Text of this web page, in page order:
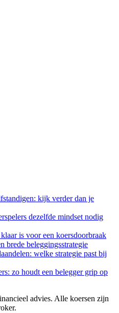
kijk verder dan je
dezelfde mindset nodig
is voor een koersdoorbraak
brede beleggingsstrategie
welke strategie past bij
zo houdt een belegger grip op
advies. Alle koersen zijn